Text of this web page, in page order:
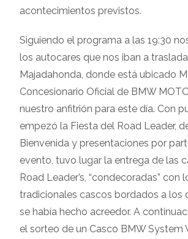
acontecimientos previstos.
Siguiendo el programa a las 19:30
los autocares que nos iban a
Majadahonda, donde está ubicado
Concesionario Oficial de BMW
nuestro anfitrión para este día. Con
empezó la Fiesta del Road Leader,
Bienvenida y presentaciones por
evento, tuvo lugar la entrega de las
Road Leader’s, “condecoradas” con
tradicionales cascos bordados a los
se había hecho acreedor. A
el sorteo de un Casco BMW System